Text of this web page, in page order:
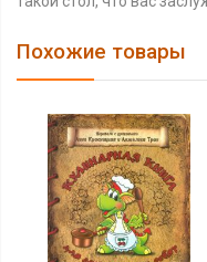
Похожие товары